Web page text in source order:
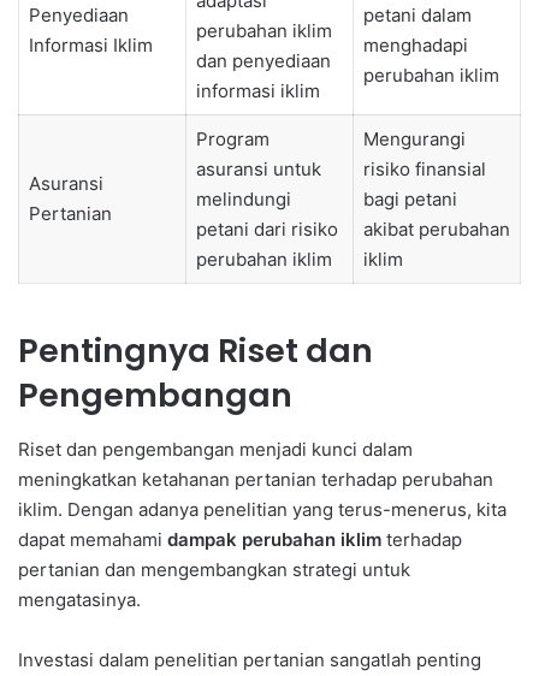
Penyediaan
Informasi Iklim
perubahan iklim
dan penyediaan
informasi iklim
petani dalam
menghadapi
perubahan iklim
Asuransi
Pertanian
Program
asuransi untuk
melindungi
petani dari risiko
perubahan iklim
Mengurangi
risiko finansial
bagi petani
akibat perubahan
iklim
Pentingnya Riset dan
Pengembangan
Riset dan pengembangan menjadi kunci dalam
meningkatkan ketahanan pertanian terhadap perubahan
iklim. Dengan adanya penelitian yang terus-menerus, kita
dapat memahami dampak perubahan iklim terhadap
pertanian dan mengembangkan strategi untuk
mengatasinya.
Investasi dalam penelitian pertanian sangatlah penting